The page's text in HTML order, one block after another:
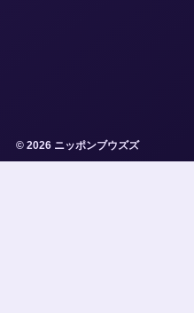
© 2026 ニッポンブウズズ